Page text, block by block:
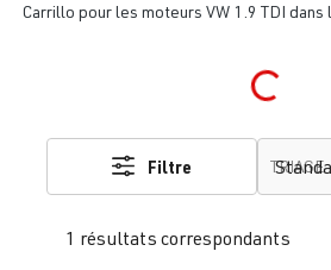
Carrillo pour les moteurs VW 1.9 TDI dans
Loading...
1 résultats correspondants
Filtre TRIAGE